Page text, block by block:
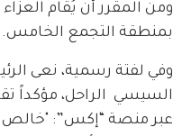
ومن المقرر أن يُقام
بمنطقة التجمع الخامس.
وفي لفتة رسمية، نعى
السيسي  الراحل، مؤكداً
عبر منصة “إكس”: "خالص